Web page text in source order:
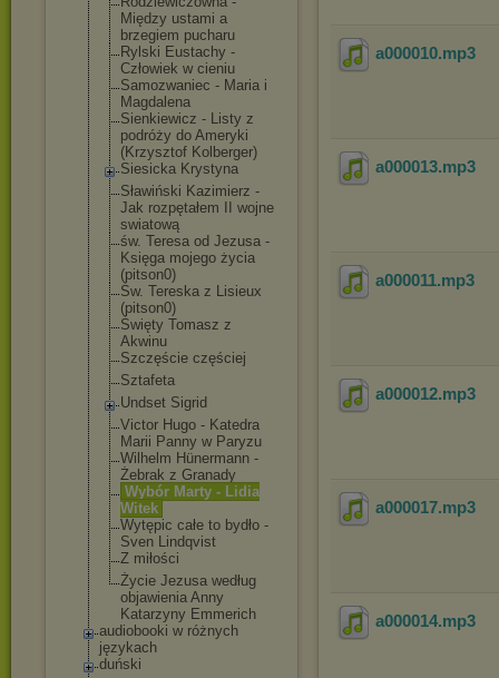
Między ustami a
brzegiem pucharu
Rylski Eustachy -
Człowiek w cieniu
Samozwaniec - Maria i
Magdalena
Sienkiewicz - Listy z
podróży do Ameryki
(Krzysztof Kolberger)
Siesicka Krystyna
Sławiński Kazimierz -
Jak rozpętałem II wojne
swiatową
św. Teresa od Jezusa -
Księga mojego życia
(pitson0)
Św. Tereska z Lisieux
(pitson0)
Święty Tomasz z
Akwinu
Szczęście częściej
Sztafeta
Undset Sigrid
Victor Hugo - Katedra
Marii Panny w Paryzu
Wilhelm Hünermann -
Żebrak z Granady
Wybór Marty - Lidia
Witek
Wytępic całe to bydło -
Sven Lindqvist
Z miłości
Życie Jezusa według
objawienia Anny
Katarzyny Emmerich
audiobooki w różnych
językach
duński
a000010.mp3
a000013.mp3
a000011.mp3
a000012.mp3
a000017.mp3
a000014.mp3